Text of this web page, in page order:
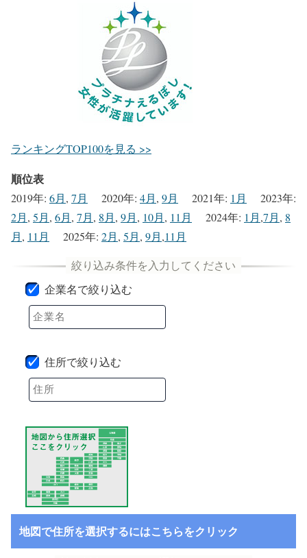
ランキングTOP100を見る >>
順位表
2019年: 6月, 7月 2020年: 4月, 9月 2021年: 1月 2023年:
2月, 5月, 6月, 7月, 8月, 9月, 10月, 11月 2024年: 1月,7月, 8
月, 11月 2025年: 2月, 5月, 9月,11月
企業名で絞り込む
住所で絞り込む
地図で住所を選択するにはこちらをクリック